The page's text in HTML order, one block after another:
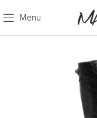
Menu